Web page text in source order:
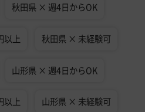
秋田県 × 週4日からOK
以上 秋田県 × 未経験可
山形県 × 週4日からOK
以上 山形県 × 未経験可